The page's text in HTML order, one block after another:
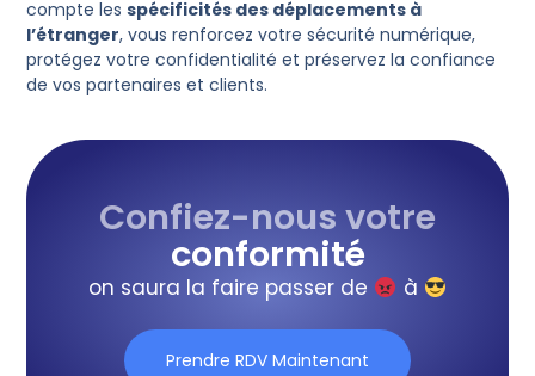
compte lesspécificités des déplacements à
l’étranger, vous renforcez votre sécurité numérique,
protégez votre confidentialité et préservez la confiance
de vos partenaires et clients.
Confiez-nous votre
conformité
on saura la faire passer de à
Prendre RDV Maintenant